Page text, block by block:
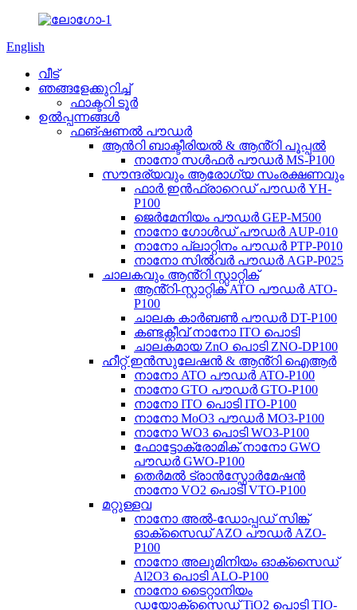
English
വീട്
ഞങ്ങളേക്കുറിച്ച്
ഫാക്ടറി ടൂർ
ഉൽപ്പന്നങ്ങൾ
ഫങ്ഷണൽ പൗഡർ
ആൻറി ബാക്ടീരിയൽ & ആൻ്റി പൂപ്പൽ
നാനോ സൾഫർ പൗഡർ MS-P100
സൗന്ദര്യവും ആരോഗ്യ സംരക്ഷണവും
ഫാർ ഇൻഫ്രാറെഡ് പൗഡർ YH-
P100
ജെർമേനിയം പൗഡർ GEP-M500
നാനോ ഗോൾഡ് പൗഡർ AUP-010
നാനോ പ്ലാറ്റിനം പൗഡർ PTP-P010
നാനോ സിൽവർ പൗഡർ AGP-P025
ചാലകവും ആൻ്റി സ്റ്റാറ്റിക്
ആൻ്റി-സ്റ്റാറ്റിക് ATO പൗഡർ ATO-
P100
ചാലക കാർബൺ പൗഡർ DT-P100
കണ്ടക്റ്റീവ് നാനോ ITO പൊടി
ചാലകമായ ZnO പൊടി ZNO-DP100
ഹീറ്റ് ഇൻസുലേഷൻ & ആൻ്റി ഐആർ
നാനോ ATO പൗഡർ ATO-P100
നാനോ GTO പൗഡർ GTO-P100
നാനോ ITO പൊടി ITO-P100
നാനോ MoO3 പൗഡർ MO3-P100
നാനോ WO3 പൊടി WO3-P100
ഫോട്ടോക്രോമിക് നാനോ GWO
പൗഡർ GWO-P100
തെർമൽ ട്രാൻസ്ഫോർമേഷൻ
നാനോ VO2 പൊടി VTO-P100
മറ്റുള്ളവ
നാനോ അൽ-ഡോപ്പഡ് സിങ്ക്
ഓക്സൈഡ് AZO പൗഡർ AZO-
P100
നാനോ അലുമിനിയം ഓക്സൈഡ്
Al2O3 പൊടി ALO-P100
നാനോ ടൈറ്റാനിയം
ഡയോക്സൈഡ് TiO2 പൊടി TIO-